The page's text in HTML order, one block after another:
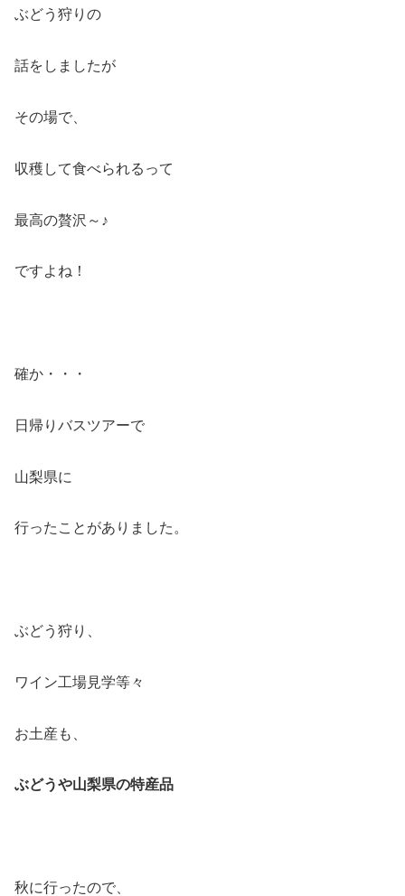
ぶどう狩りの
話をしましたが
その場で、
収穫して食べられるって
最高の贅沢～♪
ですよね！
確か・・・
日帰りバスツアーで
山梨県に
行ったことがありました。
ぶどう狩り、
ワイン工場見学等々
お土産も、
ぶどうや山梨県の特産品
秋に行ったので、